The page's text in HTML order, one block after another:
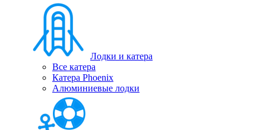
Лодки и катера
Все катера
Катера Phoenix
Алюминиевые лодки